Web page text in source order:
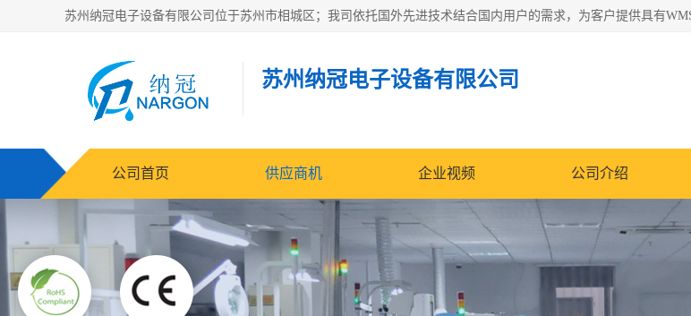
苏州纳冠电子设备有限公司
公司首页 供应商机 企业视频 公司介绍